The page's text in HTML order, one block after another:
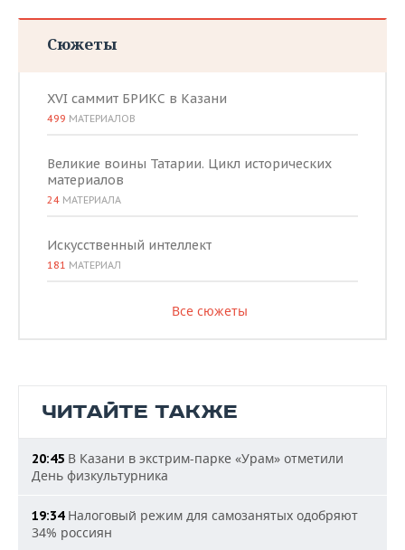
Сюжеты
XVI саммит БРИКС в Казани
499 МАТЕРИАЛОВ
Великие воины Татарии. Цикл исторических
материалов
24 МАТЕРИАЛА
Искусственный интеллект
181 МАТЕРИАЛ
Все сюжеты
ЧИТАЙТЕ ТАКЖЕ
20:45 В Казани в экстрим-парке «Урам» отметили
День физкультурника
19:34Налоговый режим для самозанятых одобряют
34% россиян